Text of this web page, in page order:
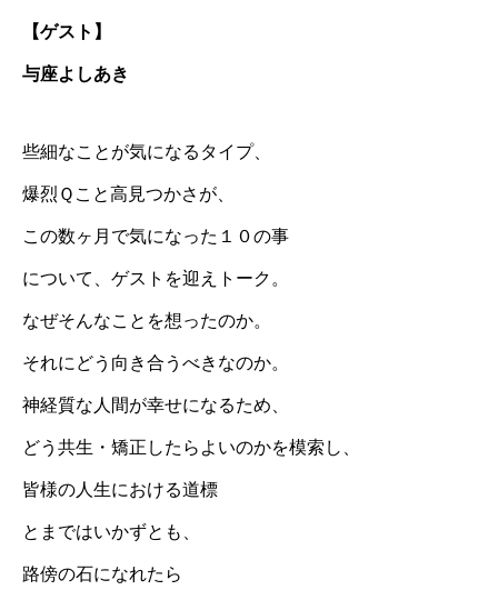
【ゲスト】
与座よしあき
些細なことが気になるタイプ、
爆烈Ｑこと高見つかさが、
この数ヶ月で気になった１０の事
について、ゲストを迎えトーク。
なぜそんなことを想ったのか。
それにどう向き合うべきなのか。
神経質な人間が幸せになるため、
どう共生・矯正したらよいのかを模索し、
皆様の人生における道標
とまではいかずとも、
路傍の石になれたら